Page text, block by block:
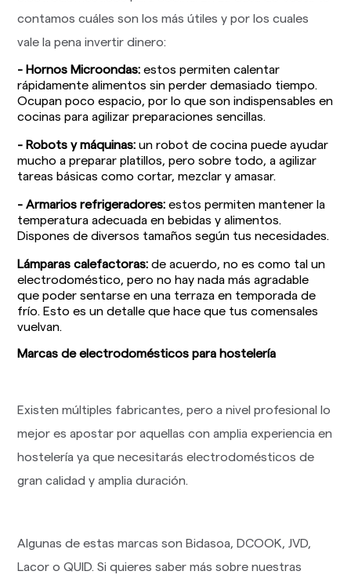
contamos cuáles son los más útiles y por los cuales
vale la pena invertir dinero:
- Hornos Microondas: estos permiten calentar
rápidamente alimentos sin perder demasiado tiempo.
Ocupan poco espacio, por lo que son indispensables en
cocinas para agilizar preparaciones sencillas.
- Robots y máquinas: un robot de cocina puede ayudar
mucho a preparar platillos, pero sobre todo, a agilizar
tareas básicas como cortar, mezclar y amasar.
- Armarios refrigeradores: estos permiten mantener la
temperatura adecuada en bebidas y alimentos.
Dispones de diversos tamaños según tus necesidades.
Lámparas calefactoras: de acuerdo, no es como tal un
electrodoméstico, pero no hay nada más agradable
que poder sentarse en una terraza en temporada de
frío. Esto es un detalle que hace que tus comensales
vuelvan.
Marcas de electrodomésticos para hostelería
Existen múltiples fabricantes, pero a nivel profesional lo
mejor es apostar por aquellas con amplia experiencia en
hostelería ya que necesitarás electrodomésticos de
gran calidad y amplia duración.
Algunas de estas marcas son Bidasoa, DCOOK, JVD,
Lacor o QUID. Si quieres saber más sobre nuestras